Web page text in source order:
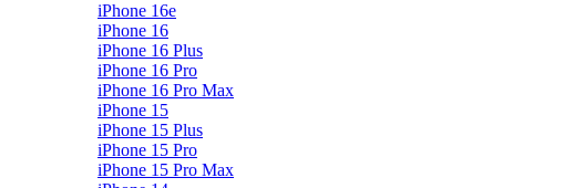
iPhone 16e
iPhone 16
iPhone 16 Plus
iPhone 16 Pro
iPhone 16 Pro Max
iPhone 15
iPhone 15 Plus
iPhone 15 Pro
iPhone 15 Pro Max